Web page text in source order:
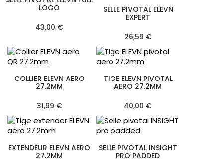
LOGO
43,00 €
SELLE PIVOTAL ELEVN
EXPERT
26,59 €
COLLIER ELEVN AERO
27.2MM
31,99 €
TIGE ELEVN PIVOTAL
AERO 27.2MM
40,00 €
EXTENDEUR ELEVN AERO
27.2MM
SELLE PIVOTAL INSIGHT
PRO PADDED